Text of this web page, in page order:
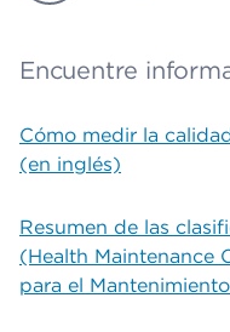
Encuentre
Cómo medir la
(en inglés)
Resumen de las
(Health Maintenance
para el